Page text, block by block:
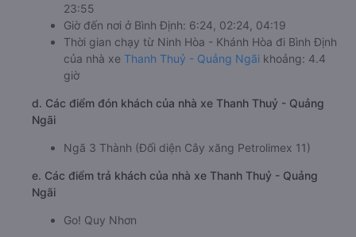
23:55
Giờ đến nơi ở Bình Định: 6:24, 02:24, 04:19
Thời gian chạy từ Ninh Hòa - Khánh Hòa đi Bình Định
của nhà xe Thanh Thuỷ - Quảng Ngãi khoảng: 4.4
giờ
d. Các điểm đón khách của nhà xe Thanh Thuỷ - Quảng
Ngãi
Ngã 3 Thành (Đối diện Cây xăng Petrolimex 11)
e. Các điểm trả khách của nhà xe Thanh Thuỷ - Quảng
Ngãi
Go! Quy Nhơn